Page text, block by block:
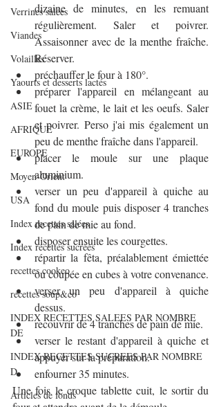
Verrines salées
Viandes
Volailles
Yaourts et desserts lactés
ASIE
AFRIQUE
EUROPE
Moyen-Orient
USA
Index recettes salées
Index recettes sucrées
recettes cookeo
recettes soup&co
INDEX RECETTES SALEES PAR NOMBRE
DE
INDEX RECETTES SUCREES PAR NOMBRE
D
Articles de fonds
dizaine de minutes, en les remuant
régulièrement. Saler et poivrer.
Assaisonner avec de la menthe fraîche.
Réserver.
préchauffer le four à 180°.
préparer l'appareil en mélangeant au
fouet la crème, le lait et les oeufs. Saler
et poivrer. Perso j'ai mis également un
peu de menthe fraîche dans l'appareil.
placer le moule sur une plaque
aluminium.
verser un peu d'appareil à quiche au
fond du moule puis disposer 4 tranches
de pain de mie au fond.
disposer ensuite les courgettes.
répartir la fêta, préalablement émiettée
ou coupée en cubes à votre convenance.
verser un peu d'appareil à quiche
dessus.
recouvrir de 4 tranches de pain de mie.
verser le restant d'appareil à quiche et
appuyer sur la préparation.
enfourner 35 minutes.
Une fois le croque tablette cuit, le sortir du